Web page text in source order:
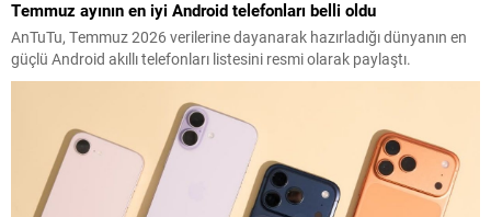
Temmuz ayının en iyi Android telefonları belli oldu
AnTuTu, Temmuz 2026 verilerine dayanarak hazırladığı dünyanın en
güçlü Android akıllı telefonları listesini resmi olarak paylaştı.